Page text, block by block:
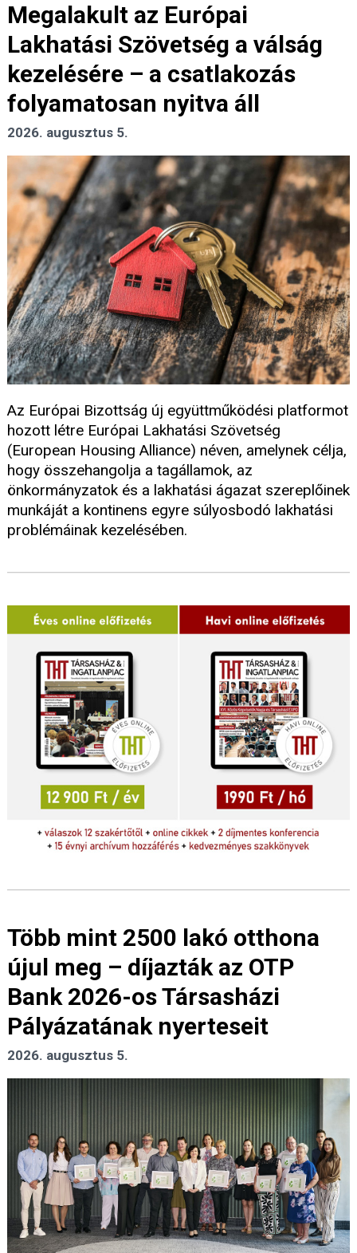
Megalakult az Európai
Lakhatási Szövetség a válság
kezelésére – a csatlakozás
folyamatosan nyitva áll
2026. augusztus 5.
Az Európai Bizottság új együttműködési platformot
hozott létre Európai Lakhatási Szövetség
(European Housing Alliance) néven, amelynek célja,
hogy összehangolja a tagállamok, az
önkormányzatok és a lakhatási ágazat szereplőinek
munkáját a kontinens egyre súlyosbodó lakhatási
problémáinak kezelésében.
Több mint 2500 lakó otthona
újul meg – díjazták az OTP
Bank 2026-os Társasházi
Pályázatának nyerteseit
2026. augusztus 5.